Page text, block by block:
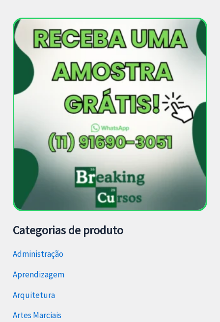
Categorias de produto
Administração
Aprendizagem
Arquitetura
Artes Marciais